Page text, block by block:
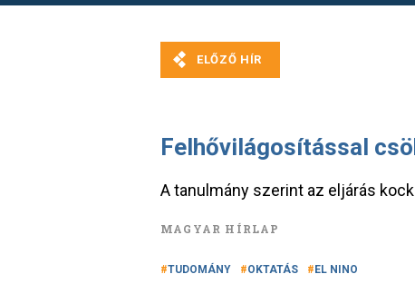
Felhővilágosítással
A tanulmány szerint az eljárás
MAGYAR HÍRLAP
TUDOMÁNY OKTATÁS EL NINO